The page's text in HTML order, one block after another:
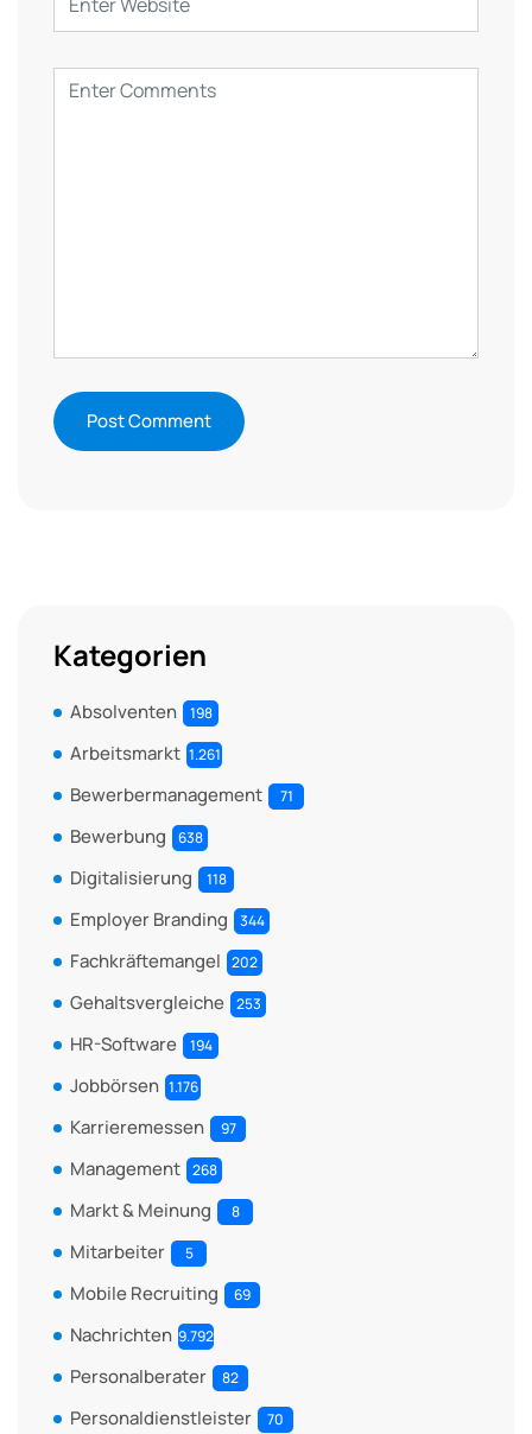
Kategorien
Absolventen 198
Arbeitsmarkt 1.261
Bewerbermanagement 71
Bewerbung 638
Digitalisierung 118
Employer Branding 344
Fachkräftemangel 202
Gehaltsvergleiche 253
HR-Software 194
Jobbörsen 1.176
Karrieremessen 97
Management 268
Markt & Meinung 8
Mitarbeiter 5
Mobile Recruiting 69
Nachrichten 9.792
Personalberater 82
Personaldienstleister 70